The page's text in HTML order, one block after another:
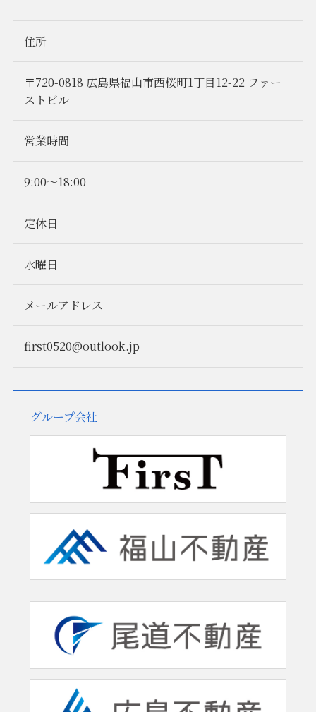
住所
〒720-0818 広島県福山市西桜町1丁目12-22 ファー
ストビル
営業時間
9:00〜18:00
定休日
水曜日
メールアドレス
first0520@outlook.jp
グループ会社